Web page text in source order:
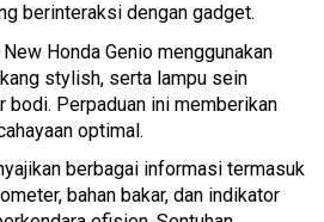
berinteraksi dengan gadget.
Honda Genio menggunakan
stylish, serta lampu sein
bodi. Perpaduan ini memberikan
optimal.
berbagai informasi termasuk
bahan bakar, dan indikator